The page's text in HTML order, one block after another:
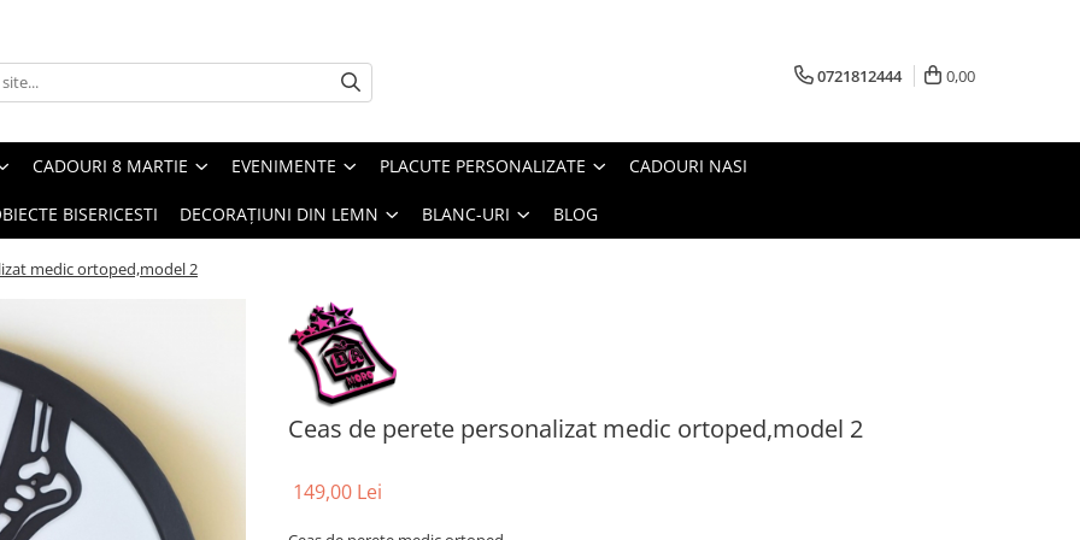
0721812444 0,00
CADOURI 8 MARTIE EVENIMENTE PLACUTE PERSONALIZATE CADOURI NASI
BISERICESTI DECORAȚIUNI DIN LEMN BLANC-URI BLOG
medic ortoped,model 2
Ceas de perete personalizat medic ortoped,model 2
149,00 Lei